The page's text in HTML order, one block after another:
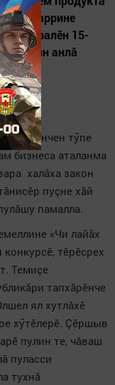
маррине
февралӗн 15-
анлă
хăйӗнчен тӳпе
бизнеса аталанма
халăха закон
пуçне хăй
памалла.
«Чи лайăх
тӗрӗсрех
Темиçе
тапхăрӗнче
ял хутлăхӗ
хӳтӗлерӗ. Çӗршыв
пулин те, чăваш
пуласси
тухнă